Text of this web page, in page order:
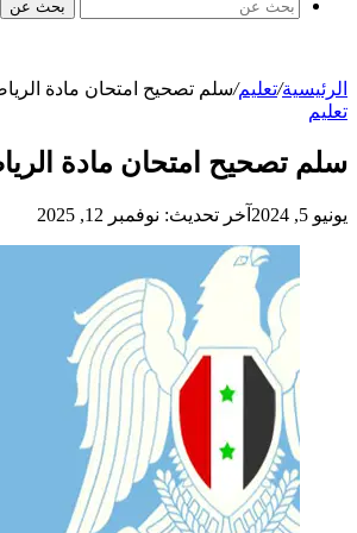
بحث عن
الرئيسية/تعليم/سلم تصحيح امتحان مادة الرياضيات ثانوية
تعليم
سلم تصحيح امتحان مادة الرياضيات ثانوية
يونيو 5, 2024 آخر تحديث: نوفمبر 12, 2025